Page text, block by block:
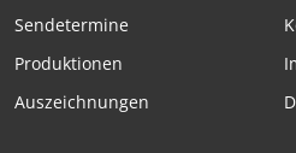
Sendetermine
Produktionen
Auszeichnungen